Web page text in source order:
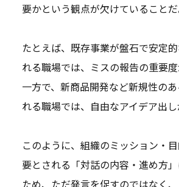
要かという観点が欠けていることだ
たとえば、既存事業が盤石で安定
れる職場では、ミスの報告の重要度
一方で、新商品開発など新規性の
れる職場では、自由なアイデア出し
このように、組織のミッション・
要とされる「対話の内容・進め方
ため、ただ発言を促すのではなく